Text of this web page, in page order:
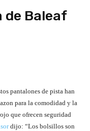
de Baleaf
pantalones de pista han
para la comodidad y la
que ofrecen seguridad
dijo: “Los bolsillos son